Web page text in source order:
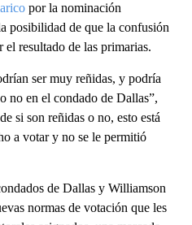
por la nominación
posibilidad de que la confusión
el resultado de las primarias.
ser muy reñidas, y podría
no en el condado de Dallas”,
si son reñidas o no, esto está
a votar y no se le permitió
de Dallas y Williamson
normas de votación que les